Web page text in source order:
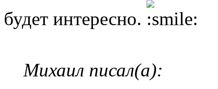
будет интересно.
Михаил писал(а):